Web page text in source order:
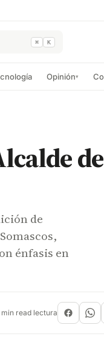
⌘ K
Opinión▾
de
de
énfasis en
min read lectura